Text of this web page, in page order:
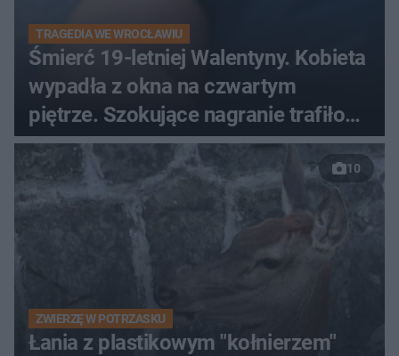
TRAGEDIA WE WROCŁAWIU
Śmierć 19-letniej Walentyny. Kobieta
wypadła z okna na czwartym
piętrze. Szokujące nagranie trafiło
do sieci
10
ZWIERZĘ W POTRZASKU
Łania z plastikowym "kołnierzem"